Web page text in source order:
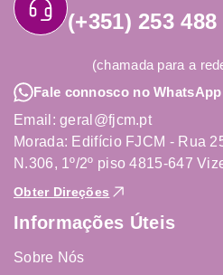
(+351) 253 488
(chamada para a
Fale connosco no WhatsApp
Email: geral@fjcm.pt
Morada: Edifício FJCM - Rua
N.306, 1º/2º piso 4815-647
Obter Direções
Informações Úteis
Sobre Nós